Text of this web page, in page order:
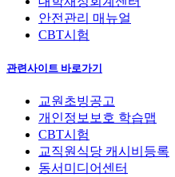
안전관리 매뉴얼
CBT시험
관련사이트 바로가기
교원초빙공고
개인정보보호 학습맵
CBT시험
교직원식당 캐시비등록
동서미디어센터